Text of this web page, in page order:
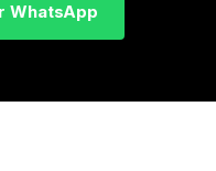
WhatsApp